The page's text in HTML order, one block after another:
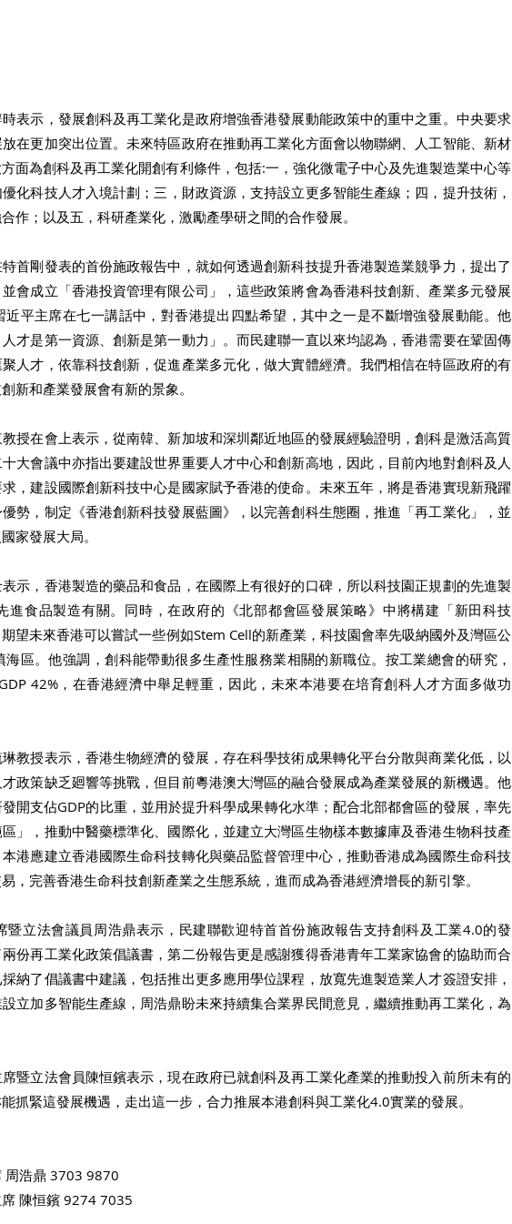
表示，發展創科及再工業化是政府增強香港發展動能政策中的重中之重。中央要求
在更加突出位置。未來特區政府在推動再工業化方面會以物聯網、人工智能、新材
面為創科及再工業化開創有利條件，包括:一，強化微電子中心及先進製造業中心等
化科技人才入境計劃；三，財政資源，支持設立更多智能生產線；四，提升技術，
作；以及五，科研產業化，激勵產學研之間的合作發展。
首剛發表的首份施政報告中，就如何透過創新科技提升香港製造業競爭力，提出了
會成立「香港投資管理有限公司」，這些政策將會為香港科技創新、產業多元發展
平主席在七一講話中，對香港提出四點希望，其中之一是不斷增強發展動能。他
才是第一資源、創新是第一動力」。而民建聯一直以來均認為，香港需要在鞏固傳
人才，依靠科技創新，促進產業多元化，做大實體經濟。我們相信在特區政府的有
新和產業發展會有新的景象。
授在會上表示，從南韓、新加坡和深圳鄰近地區的發展經驗證明，創科是激活高質
大會議中亦指出要建設世界重要人才中心和創新高地，因此，目前內地對創科及人
，建設國際創新科技中心是國家賦予香港的使命。未來五年，將是香港實現新飛躍
勢，制定《香港創新科技發展藍圖》，以完善創科生態圈，推進「再工業化」，並
家發展大局。
示，香港製造的藥品和食品，在國際上有很好的口碑，所以科技園正規劃的先進製
進食品製造有關。同時，在政府的《北部都會區發展策略》中將構建「新田科技
望未來香港可以嘗試一些例如Stem Cell的新產業，科技園會率先吸納國外及灣區公
區。他強調，創科能帶動很多生產性服務業相關的新職位。按工業總會的研究，
42%，在香港經濟中舉足輕重，因此，未來本港要在培育創科人才方面多做功
教授表示，香港生物經濟的發展，存在科學技術成果轉化平台分散與商業化低，以
政策缺乏廻響等挑戰，但目前粵港澳大灣區的融合發展成為產業發展的新機遇。他
開支佔GDP的比重，並用於提升科學成果轉化水準；配合北部都會區的發展，率先
」，推動中醫藥標準化、國際化，並建立大灣區生物樣本數據庫及香港生物科技產
港應建立香港國際生命科技轉化與藥品監督管理中心，推動香港成為國際生命科技
，完善香港生命科技創新產業之生態系統，進而成為香港經濟增長的新引擎。
暨立法會議員周浩鼎表示，民建聯歡迎特首首份施政報告支持創科及工業4.0的發
份再工業化政策倡議書，第二份報告更是感謝獲得香港青年工業家協會的協助而合
納了倡議書中建議，包括推出更多應用學位課程，放寬先進製造業人才簽證安排，
立加多智能生產線，周浩鼎盼未來持續集合業界民間意見，繼續推動再工業化，為
暨立法會員陳恒鑌表示，現在政府已就創科及再工業化產業的推動投入前所未有的
抓緊這發展機遇，走出這一步，合力推展本港創科與工業化4.0實業的發展。
周浩鼎 3703 9870
陳恒鑌 9274 7035